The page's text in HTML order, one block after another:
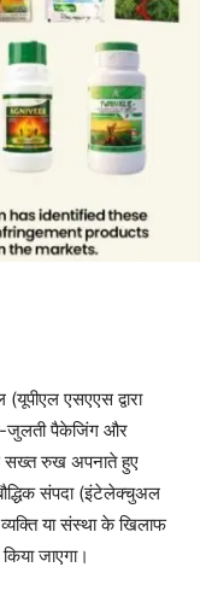
एसएएस द्वारा
जुलती पैकेजिंग और
सख्त रुख अपनाते हुए
संपदा (इंटेलेक्चुअल
या संस्था के खिलाफ
जाएगा।